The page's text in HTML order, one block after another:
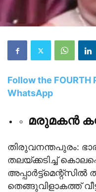
Follow the FOURTH
WhatsApp
മരുമകന്‍
തിരുവനന്തപുരം:
തലയ്ക്കടിച്ച്
അപ്പാര്‍ട്ട്മെന്റ്സില്‍
തെങ്ങുവിളാകത്ത്